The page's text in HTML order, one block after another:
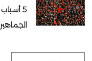
5
الجماهير